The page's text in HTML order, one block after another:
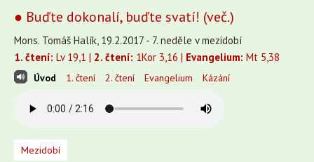
● Buďte dokonalí, buďte svatí! (več.)
Mons. Tomáš Halík, 19.2.2017 - 7. neděle v mezidobí
1. čtení: Lv 19,1 | 2. čtení: 1Kor 3,16 | Evangelium: Mt 5,38
Úvod 1. čtení 2. čtení Evangelium Kázání
Mezidobí